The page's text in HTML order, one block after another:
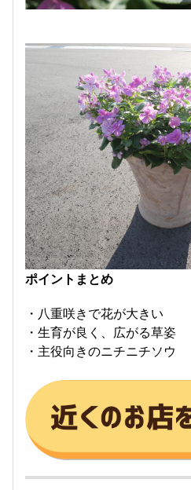
ポイントまとめ
・八重咲きで花が大きい
・生育が良く、広がる草姿
・主役向きのニチニチソウ